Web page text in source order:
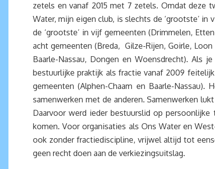
zetels en vanaf 2015 met 7 zetels. Omdat deze
Water, mijn eigen club, is slechts de ‘grootste’
de ‘grootste’ in vijf gemeenten (Drimmelen,
acht gemeenten (Breda, Gilze-Rijen, Goirle,
Baarle-Nassau, Dongen en Woensdrecht). Als
bestuurlijke praktijk als fractie vanaf 2009
gemeenten (Alphen-Chaam en Baarle-
samenwerken met de anderen. Samenwerken
Daarvoor werd ieder bestuurslid op
komen. Voor organisaties als Ons Water en
ook zonder fractiediscipline, vrijwel altijd tot
geen recht doen aan de verkiezingsuitslag.